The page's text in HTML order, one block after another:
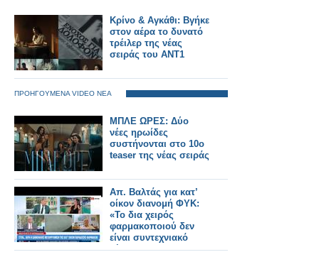
Κρίνο & Αγκάθι: Βγήκε
στον αέρα το δυνατό
τρέιλερ της νέας
σειράς του ΑΝΤ1
ΠΡΟΗΓΟΥΜΕΝΑ VIDEO ΝΕΑ
ΜΠΛΕ ΩΡΕΣ: Δύο
νέες ηρωίδες
συστήνονται στο 10ο
teaser της νέας σειράς
Απ. Βαλτάς για κατ’
οίκον διανομή ΦΥΚ:
«To δια χειρός
φαρμακοποιού δεν
είναι συντεχνιακό
ζήτημα» (video)